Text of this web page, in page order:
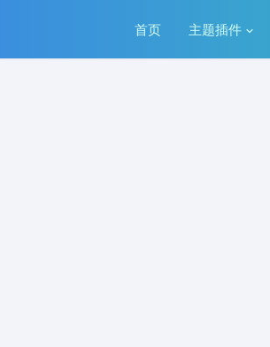
首页 主题插件